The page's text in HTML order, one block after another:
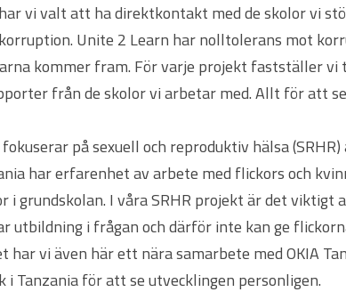
vi valt att ha direktkontakt med de skolor vi
Unite 2 Learn har nolltolerans mot
kommer fram. För varje projekt fastställer vi
från de skolor vi arbetar med. Allt för att
på sexuell och reproduktiv hälsa
har erfarenhet av arbete med flickors och
i grundskolan. I våra SRHR projekt är det
utbildning i frågan och därför inte kan ge
har vi även här ett nära samarbete med OKIA
Tanzania för att se utvecklingen personligen.